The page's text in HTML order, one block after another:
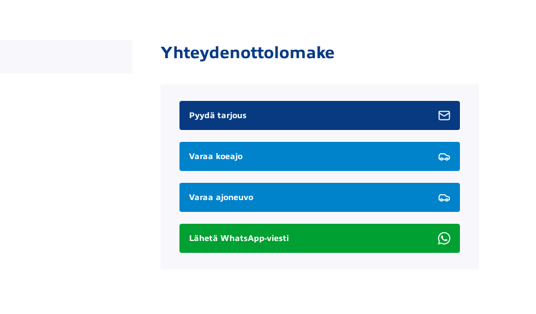
Yhteydenottolomake
Pyydä tarjous
Varaa koeajo
Varaa ajoneuvo
Lähetä WhatsApp-viesti